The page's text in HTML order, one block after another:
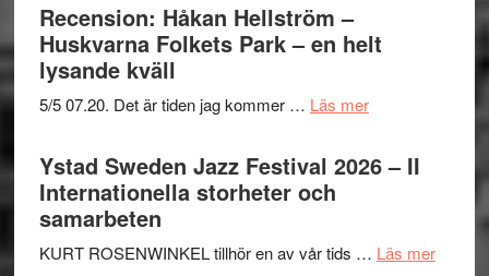
Recension: Håkan Hellström –
Huskvarna Folkets Park – en helt
lysande kväll
5/5 07.20. Det är tiden jag kommer … Läs merom
Håkan
Hellström
Folkets
Ystad Sweden Jazz Festival 2026 – II
Internationella storheter och
samarbeten
KURT ROSENWINKEL tillhör en av vår tids … Läs merom